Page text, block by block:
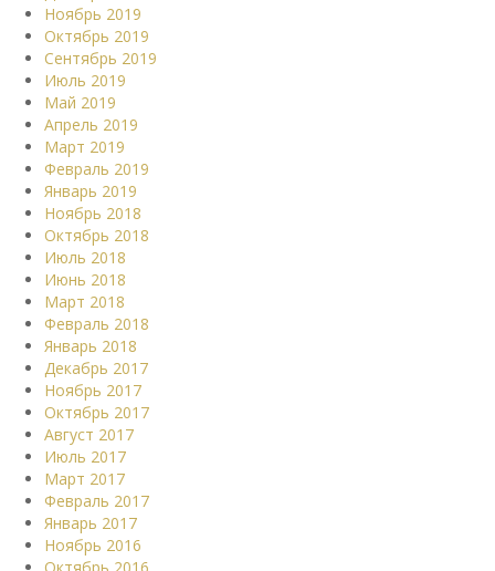
Ноябрь 2019
Октябрь 2019
Сентябрь 2019
Июль 2019
Май 2019
Апрель 2019
Март 2019
Февраль 2019
Январь 2019
Ноябрь 2018
Октябрь 2018
Июль 2018
Июнь 2018
Март 2018
Февраль 2018
Январь 2018
Декабрь 2017
Ноябрь 2017
Октябрь 2017
Август 2017
Июль 2017
Март 2017
Февраль 2017
Январь 2017
Ноябрь 2016
Октябрь 2016